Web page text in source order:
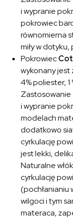
i wypranie
pokrowiec
równomierna
miły w
Pokrowiec
wykonany jest
4% poliester,
Zastosowanie
i wypranie
modelach
dodatkowo
cyrkulację
jest lekki,
Naturalne
cyrkulację
(pochłanianiu
wilgoci i tym
materaca,